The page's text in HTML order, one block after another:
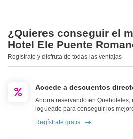
¿Quieres conseguir el
Hotel Ele Puente
Regístrate y disfruta de todas las ventajas
Accede a descuentos
Ahorra reservando en Quehoteles,
logueado para conseguir los
Regístrate gratis